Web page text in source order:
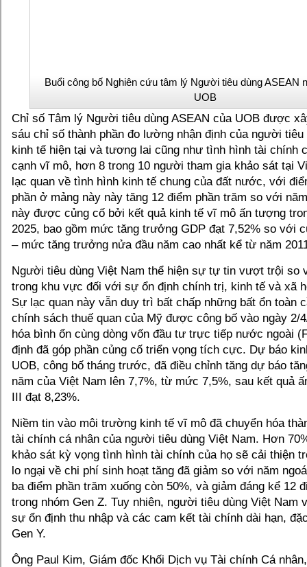
Buổi công bố Nghiên cứu tâm lý Người tiêu dùng ASEAN
UOB
Chỉ số Tâm lý Người tiêu dùng ASEAN của UOB được
sáu chỉ số thành phần đo lường nhận định của người tiêu
kinh tế hiện tại và tương lai cũng như tình hình tài chính
cạnh vĩ mô, hơn 8 trong 10 người tham gia khảo sát tại
lạc quan về tình hình kinh tế chung của đất nước, với
phần ở mảng này này tăng 12 điểm phần trăm so với
này được củng cố bởi kết quả kinh tế vĩ mô ấn tượng
2025, bao gồm mức tăng trưởng GDP đạt 7,52% so với
– mức tăng trưởng nửa đầu năm cao nhất kể từ năm
Người tiêu dùng Việt Nam thể hiện sự tự tin vượt trội so
trong khu vực đối với sự ổn định chính trị, kinh tế và xã
Sự lạc quan này vẫn duy trì bất chấp những bất ổn toàn
chính sách thuế quan của Mỹ được công bố vào ngày 2/
hóa bình ổn cùng dòng vốn đầu tư trực tiếp nước ngoài
định đã góp phần củng cố triển vọng tích cực. Dự báo
UOB, công bố tháng trước, đã điều chỉnh tăng dự báo
năm của Việt Nam lên 7,7%, từ mức 7,5%, sau kết quả
III đạt 8,23%.
Niềm tin vào môi trường kinh tế vĩ mô đã chuyển hóa
tài chính cá nhân của người tiêu dùng Việt Nam. Hơn
khảo sát kỳ vọng tình hình tài chính của họ sẽ cải thiện
lo ngại về chi phí sinh hoạt tăng đã giảm so với năm
ba điểm phần trăm xuống còn 50%, và giảm đáng kể 12
trong nhóm Gen Z. Tuy nhiên, người tiêu dùng Việt Nam
sự ổn định thu nhập và các cam kết tài chính dài hạn,
Gen Y.
Ông Paul Kim, Giám đốc Khối Dịch vụ Tài chính Cá